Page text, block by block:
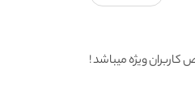
ویژه میباشد !